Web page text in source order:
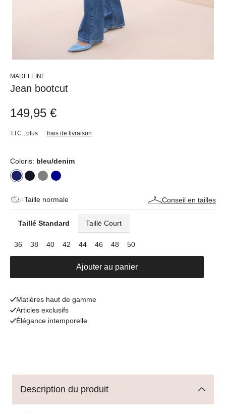
MADELEINE
Jean bootcut
149,95 €
TTC. plus frais de livraison
Coloris: bleu/denim
Taille normale Conseil en tailles
Taillé Standard Taillé Court
36 38 40 42 44 46 48 50
Ajouter au panier
Matières haut de gamme
Articles exclusifs
Élégance intemporelle
Description du produit